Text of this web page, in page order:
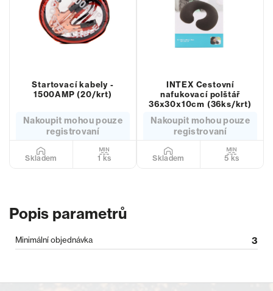
Startovací kabely -
1500AMP (20/krt)
Nakoupit mohou pouze
registrovaní
Skladem 1 ks
INTEX Cestovní
nafukovací polštář
36x30x10cm (36ks/krt)
Nakoupit mohou pouze
registrovaní
Skladem 5 ks
Popis parametrů
Minimální objednávka 3